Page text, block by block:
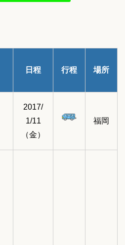
日程 行程 場所
2017/
1/11
（金）
福岡